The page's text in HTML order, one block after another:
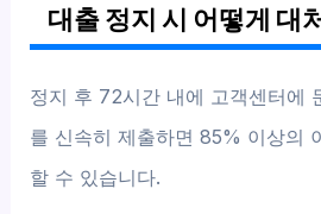
대출 정지 시 어떻게 대
정지 후 72시간 내에 고객센터에
를 신속히 제출하면 85% 이상의
할 수 있습니다.